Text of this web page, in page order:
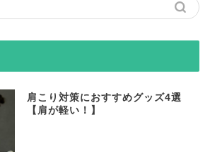
肩こり対策におすすめグッズ4選
【肩が軽い！】